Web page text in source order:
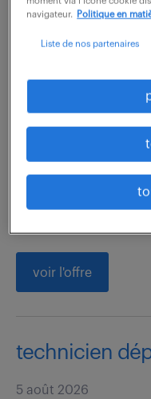
(f/h)
40 000 € / mois
Vos missions sont : -
passation des
(délais, litiges,
voir l'offre
technicien
5 août 2026
navigateur.
Politique en
Liste de nos partenaires